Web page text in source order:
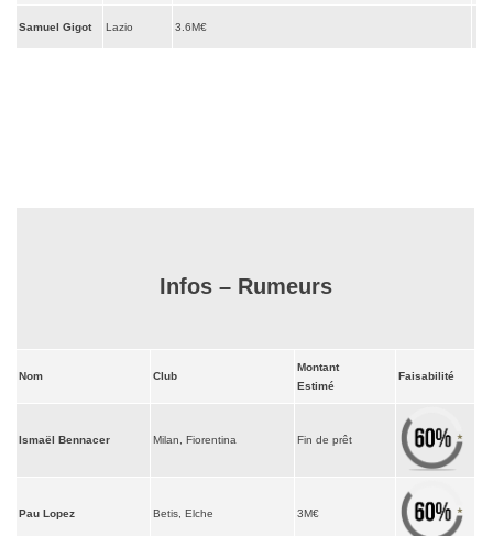
Samuel Gigot Lazio 3.6M€
Infos – Rumeurs
Nom Club
Montant
Estimé
Faisabilité
Ismaël Bennacer Milan, Fiorentina Fin de prêt
Pau Lopez Betis, Elche 3M€